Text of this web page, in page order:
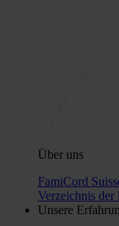
Über uns
FamiCord
Verzeichnis der
Unsere